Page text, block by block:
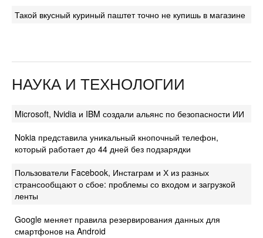
Такой вкусный куриный паштет точно не купишь в магазине
НАУКА И ТЕХНОЛОГИИ
Microsoft, Nvidia и IBM создали альянс по безопасности ИИ
Nokia представила уникальный кнопочный телефон,
который работает до 44 дней без подзарядки
Пользователи Facebook, Инстаграм и Х из разных
странсообщают о сбое: проблемы со входом и загрузкой
ленты
Google меняет правила резервирования данных для
смартфонов на Android